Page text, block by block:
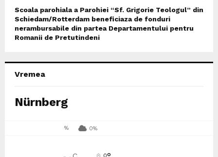
Scoala parohiala a Parohiei “Sf. Grigorie Teologul” din
Schiedam/Rotterdam beneficiaza de fonduri
nerambursabile din partea Departamentului pentru
Romanii de Pretutindeni
Vremea
Nürnberg
% 0%
0